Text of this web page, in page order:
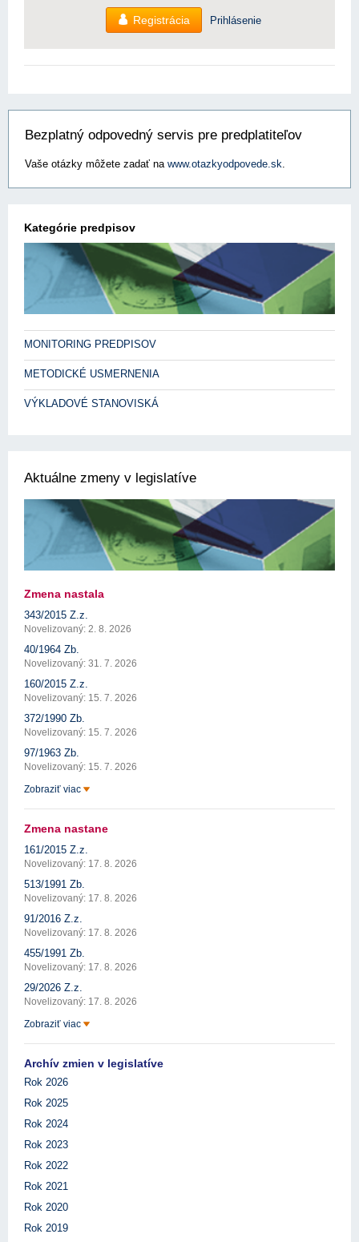
Registrácia Prihlásenie
Bezplatný odpovedný servis pre predplatiteľov
Vaše otázky môžete zadať na www.otazkyodpovede.sk.
Kategórie predpisov
MONITORING PREDPISOV
METODICKÉ USMERNENIA
VÝKLADOVÉ STANOVISKÁ
Aktuálne zmeny v legislatíve
Zmena nastala
343/2015 Z.z.
Novelizovaný: 2. 8. 2026
40/1964 Zb.
Novelizovaný: 31. 7. 2026
160/2015 Z.z.
Novelizovaný: 15. 7. 2026
372/1990 Zb.
Novelizovaný: 15. 7. 2026
97/1963 Zb.
Novelizovaný: 15. 7. 2026
Zobraziť viac
Zmena nastane
161/2015 Z.z.
Novelizovaný: 17. 8. 2026
513/1991 Zb.
Novelizovaný: 17. 8. 2026
91/2016 Z.z.
Novelizovaný: 17. 8. 2026
455/1991 Zb.
Novelizovaný: 17. 8. 2026
29/2026 Z.z.
Novelizovaný: 17. 8. 2026
Zobraziť viac
Archív zmien v legislatíve
Rok 2026
Rok 2025
Rok 2024
Rok 2023
Rok 2022
Rok 2021
Rok 2020
Rok 2019